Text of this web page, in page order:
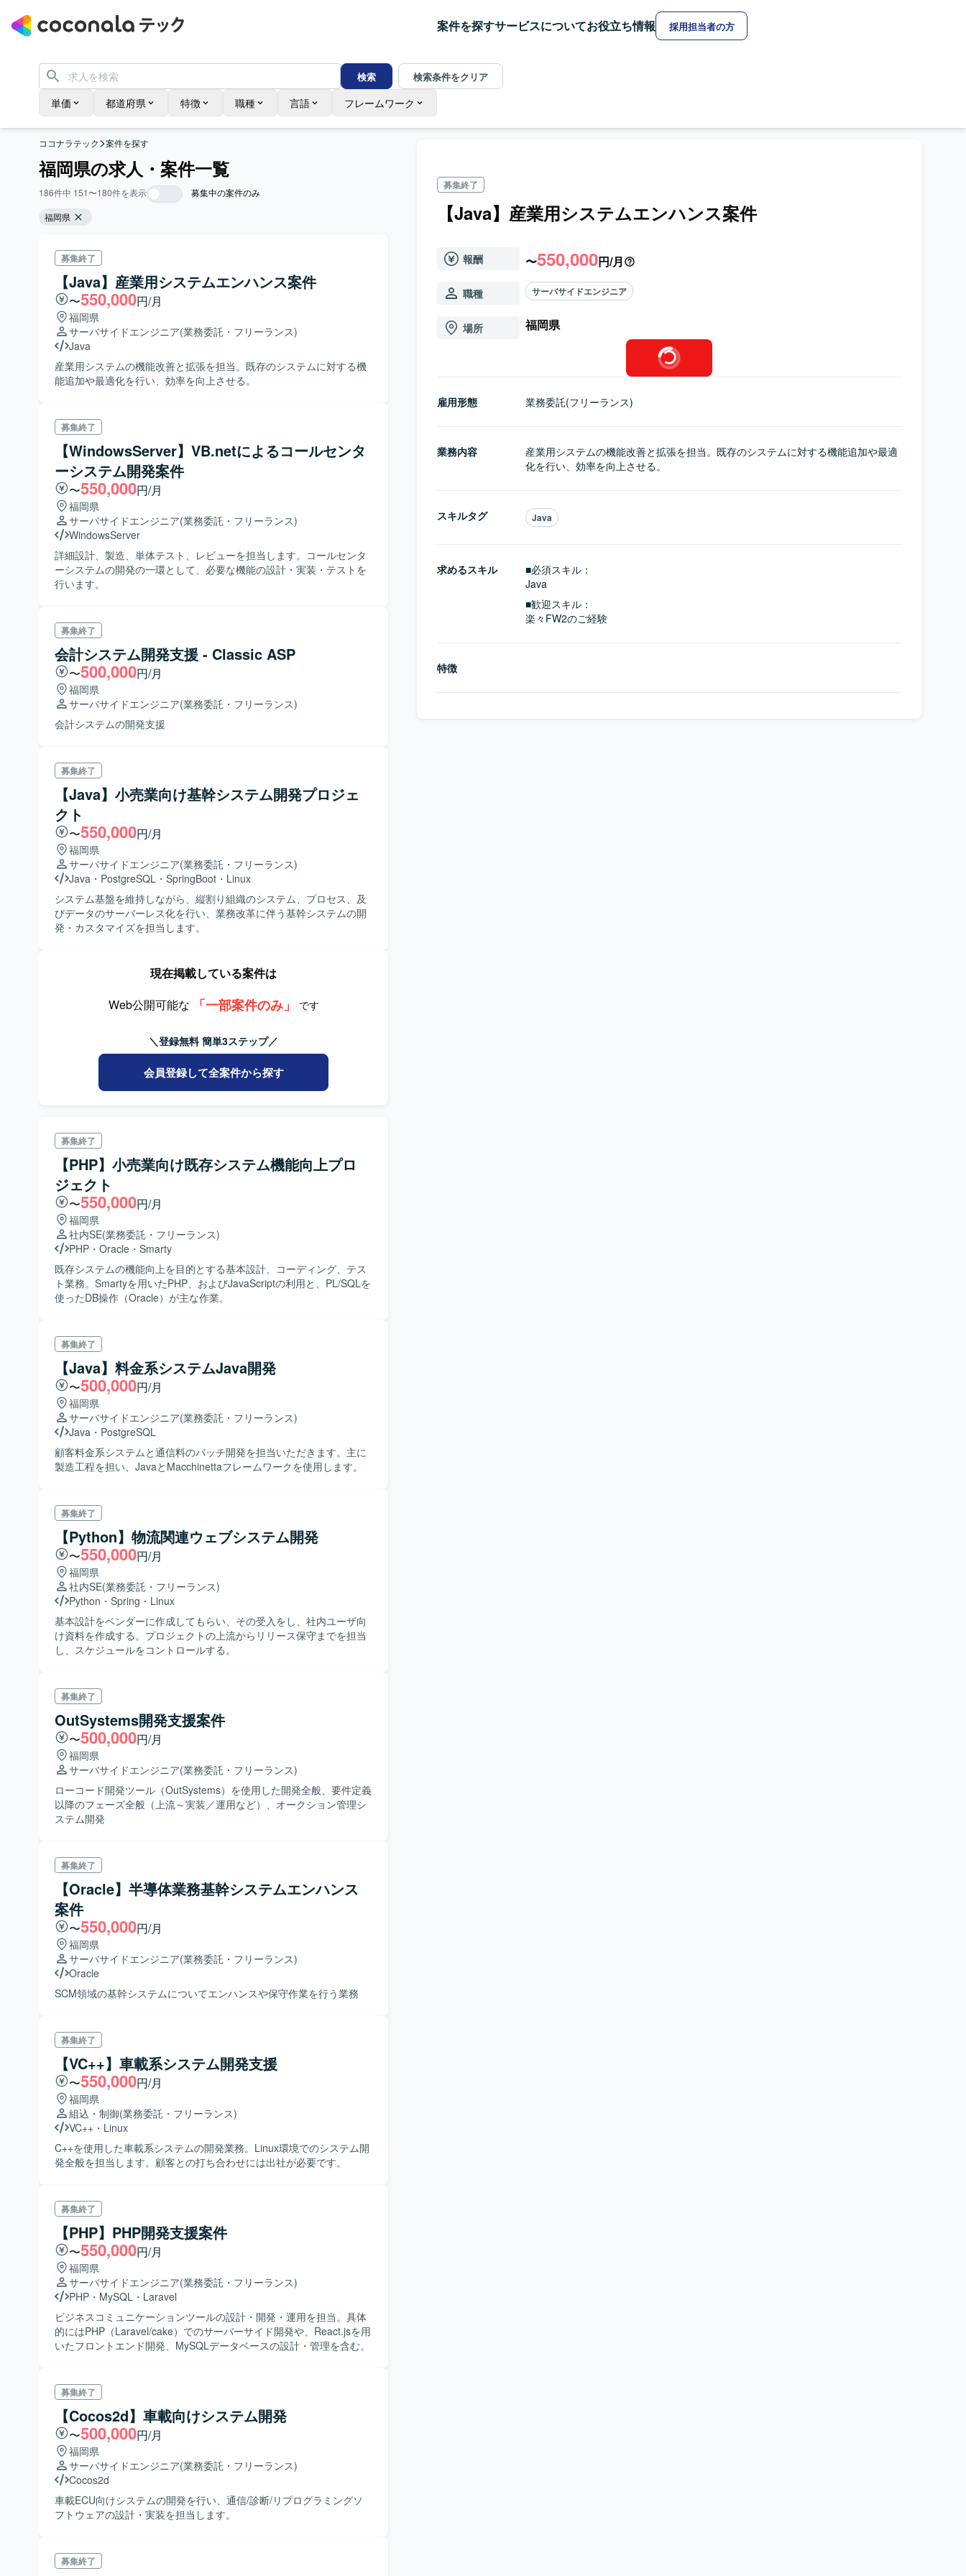
案件を探すサービスについてお役立ち情報 採用担当者の方
検索 検索条件をクリア
単価 都道府県 特徴 職種 言語 フレームワーク
ココナラテック>案件を探す
福岡県の求人・案件一覧
186件中 151〜180件を表示
募集中の案件のみ
福岡県
募集終了
【Java】産業用システムエンハンス案件
〜550,000円/月
福岡県
サーバサイドエンジニア(業務委託・フリーランス)
Java
産業用システムの機能改善と拡張を担当。既存のシステムに対する機
能追加や最適化を行い、効率を向上させる。
募集終了
【WindowsServer】VB.netによるコールセンタ
ーシステム開発案件
〜550,000円/月
福岡県
サーバサイドエンジニア(業務委託・フリーランス)
WindowsServer
詳細設計、製造、単体テスト、レビューを担当します。コールセンタ
ーシステムの開発の一環として、必要な機能の設計・実装・テストを
行います。
募集終了
会計システム開発支援 - Classic ASP
〜500,000円/月
福岡県
サーバサイドエンジニア(業務委託・フリーランス)
会計システムの開発支援
募集終了
【Java】小売業向け基幹システム開発プロジェ
クト
〜550,000円/月
福岡県
サーバサイドエンジニア(業務委託・フリーランス)
Java ・ PostgreSQL ・ SpringBoot ・ Linux
システム基盤を維持しながら、縦割り組織のシステム、プロセス、及
びデータのサーバーレス化を行い、業務改革に伴う基幹システムの開
発・カスタマイズを担当します。
現在掲載している案件は
Web公開可能な
「一部案件のみ」 です
＼登録無料 簡単3ステップ／
会員登録して全案件から探す
募集終了
【PHP】小売業向け既存システム機能向上プロ
ジェクト
〜550,000円/月
福岡県
社内SE(業務委託・フリーランス)
PHP ・ Oracle ・ Smarty
既存システムの機能向上を目的とする基本設計、コーディング、テス
ト業務。Smartyを用いたPHP、およびJavaScriptの利用と、PL/SQLを
使ったDB操作（Oracle）が主な作業。
募集終了
【Java】料金系システムJava開発
〜500,000円/月
福岡県
サーバサイドエンジニア(業務委託・フリーランス)
Java ・ PostgreSQL
顧客料金系システムと通信料のバッチ開発を担当いただきます。主に
製造工程を担い、JavaとMacchinettaフレームワークを使用します。
募集終了
【Python】物流関連ウェブシステム開発
〜550,000円/月
福岡県
社内SE(業務委託・フリーランス)
Python ・ Spring ・ Linux
基本設計をベンダーに作成してもらい、その受入をし、社内ユーザ向
け資料を作成する。プロジェクトの上流からリリース保守までを担当
し、スケジュールをコントロールする。
募集終了
OutSystems開発支援案件
〜500,000円/月
福岡県
サーバサイドエンジニア(業務委託・フリーランス)
ローコード開発ツール（OutSystems）を使用した開発全般、要件定義
以降のフェーズ全般（上流～実装／運用など）、オークション管理シ
ステム開発
募集終了
【Oracle】半導体業務基幹システムエンハンス
案件
〜550,000円/月
福岡県
サーバサイドエンジニア(業務委託・フリーランス)
Oracle
SCM領域の基幹システムについてエンハンスや保守作業を行う業務
募集終了
【VC++】車載系システム開発支援
〜550,000円/月
福岡県
組込・制御(業務委託・フリーランス)
VC++ ・ Linux
C++を使用した車載系システムの開発業務。Linux環境でのシステム開
発全般を担当します。顧客との打ち合わせには出社が必要です。
募集終了
【PHP】PHP開発支援案件
〜550,000円/月
福岡県
サーバサイドエンジニア(業務委託・フリーランス)
PHP ・ MySQL ・ Laravel
ビジネスコミュニケーションツールの設計・開発・運用を担当。具体
的にはPHP（Laravel/cake）でのサーバーサイド開発や、React.jsを用
いたフロントエンド開発、MySQLデータベースの設計・管理を含む。
募集終了
【Cocos2d】車載向けシステム開発
〜500,000円/月
福岡県
サーバサイドエンジニア(業務委託・フリーランス)
Cocos2d
車載ECU向けシステムの開発を行い、通信/診断/リプログラミングソ
フトウェアの設計・実装を担当します。
募集終了
募集終了
【Java】産業用システムエンハンス案件
報酬 〜550,000円/月
職種 サーバサイドエンジニア
場所 福岡県
雇用形態 業務委託(フリーランス)
業務内容
産業用システムの機能改善と拡張を担当。既存のシステムに対する機能追加や最適
化を行い、効率を向上させる。
スキルタグ Java
求めるスキル
■必須スキル：
Java
■歓迎スキル：
楽々FW2のご経験
特徴